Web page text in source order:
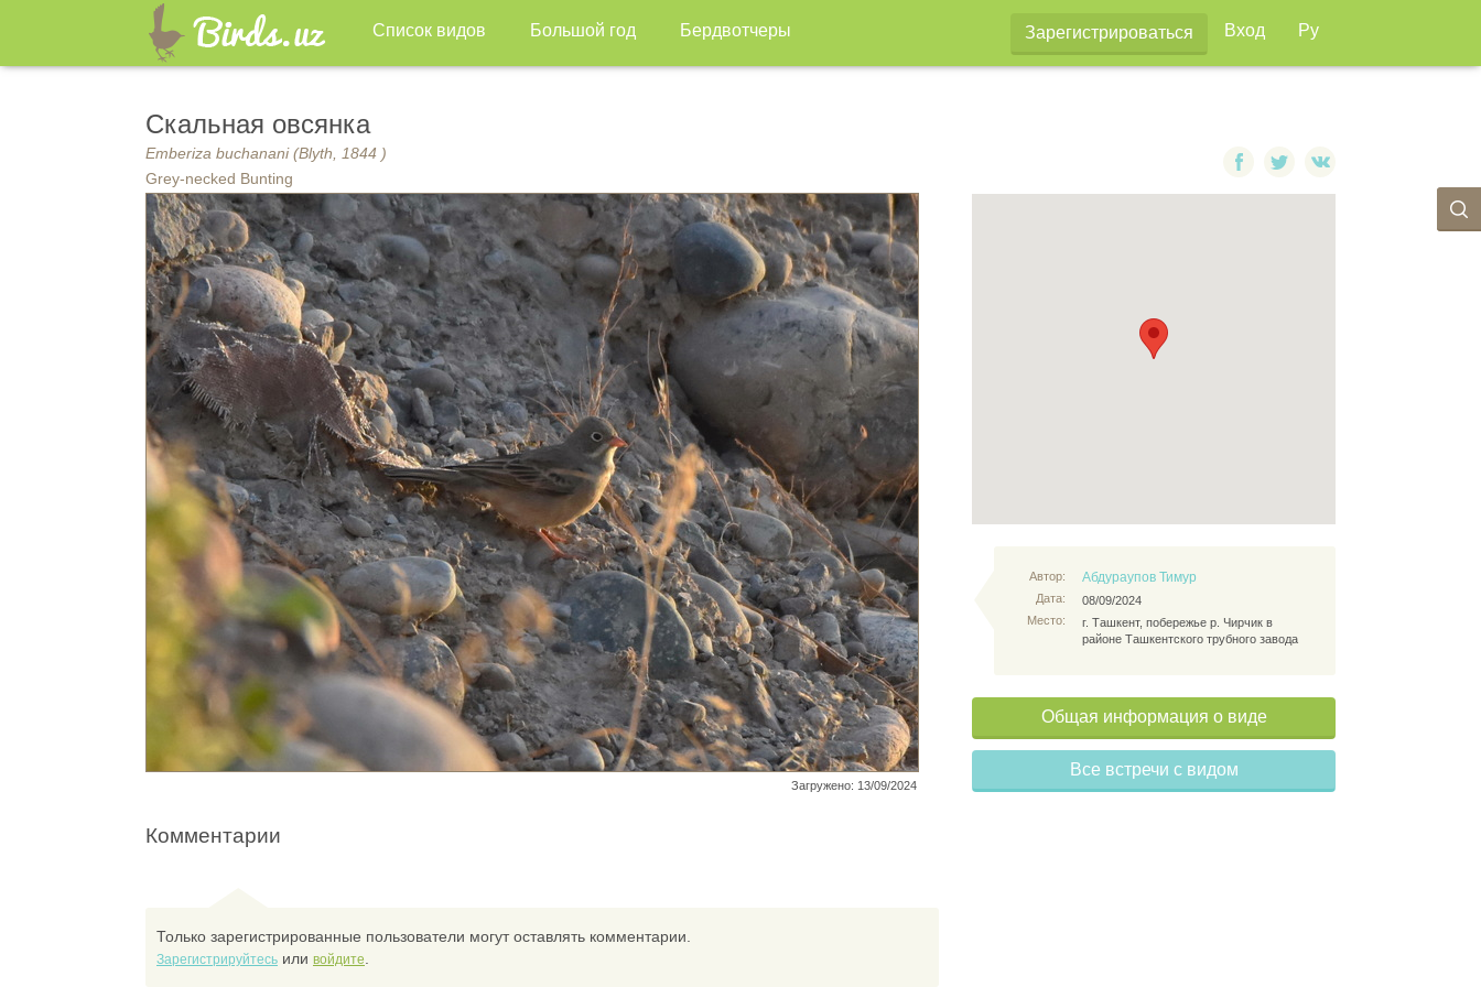
Список видов Большой год Бердвотчеры Зарегистрироваться Вход Ру
Скальная овсянка
Emberiza buchanani (Blyth, 1844 )
Grey-necked Bunting
Загружено: 13/09/2024
Автор:
Дата:
Место:
Абдураупов Тимур
08/09/2024
г. Ташкент, побережье р. Чирчик в
районе Ташкентского трубного завода
Общая информация о виде
Все встречи с видом
Комментарии
Только зарегистрированные пользователи могут оставлять комментарии.
Зарегистрируйтесь или войдите